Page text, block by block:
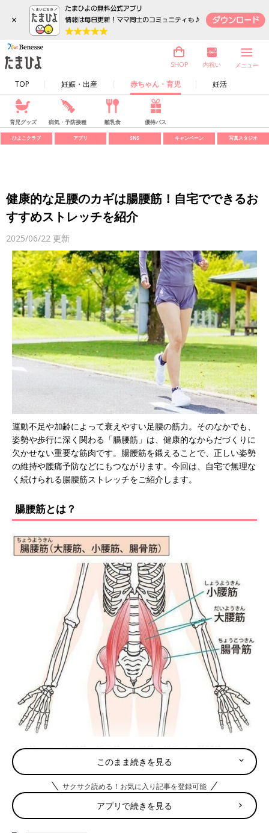
×
TOP 妊娠・出産 赤ちゃん・育児 妊活
SHOP 内祝い メニュー
育児グッズ 病気・予防接種 離乳食 優待パス
ひよこクラブ アプリ SNS キャンペーン 写真スタジオ
健康的な足腰のカギは腸腰筋！自宅でできるお
すすめストレッチを紹介
2025/06/22 更新
運動不足や加齢によって衰えやすい足腰の筋力。そのなかでも、
姿勢や歩行に深く関わる「腸腰筋」は、健康的なからだづくりに
欠かせない重要な筋肉です。腸腰筋を鍛えることで、正しい姿勢
の維持や腰痛予防などにもつながります。今回は、自宅で無理な
く続けられる腸腰筋ストレッチをご紹介します。
腸腰筋とは？
腸腰筋とは、大腰筋・腸骨筋・小腰筋の総称で、股関節や大腿部
を動かす筋肉のことです。股関節や体幹を安定させるなどの働き
があり、正しい姿勢の維持や歩行に貢献します。
インナーマッスルである腸腰筋は深層にあるため、見た目や手触
りでは感じづらいかもしれません。しかし、この腸腰筋が弱って
このまま続きを見る
サクサク読める！お気に入り記事を登録可能
アプリで続きを見る